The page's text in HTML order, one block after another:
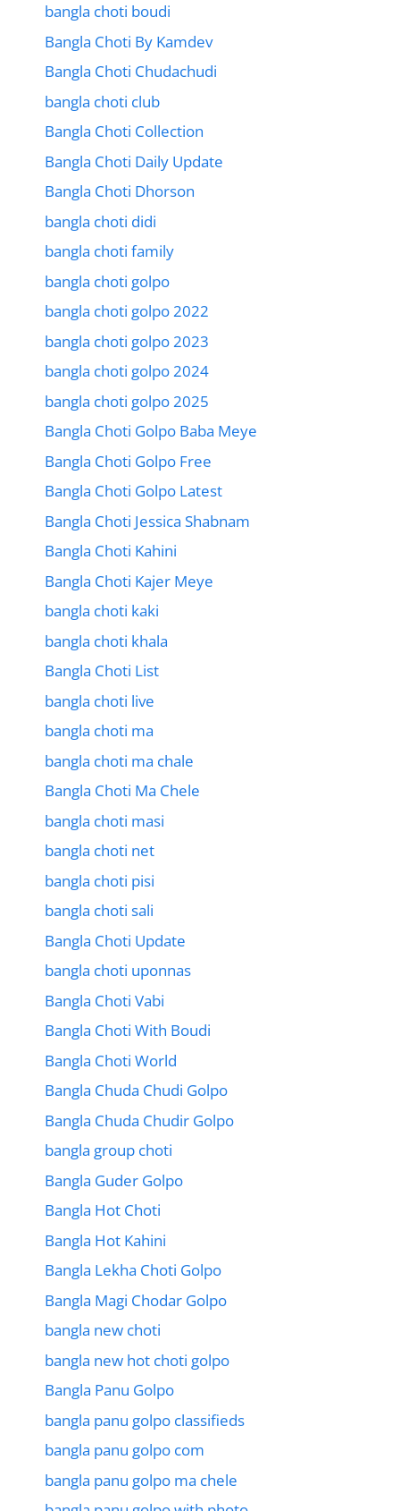
bangla choti boudi
Bangla Choti By Kamdev
Bangla Choti Chudachudi
bangla choti club
Bangla Choti Collection
Bangla Choti Daily Update
Bangla Choti Dhorson
bangla choti didi
bangla choti family
bangla choti golpo
bangla choti golpo 2022
bangla choti golpo 2023
bangla choti golpo 2024
bangla choti golpo 2025
Bangla Choti Golpo Baba Meye
Bangla Choti Golpo Free
Bangla Choti Golpo Latest
Bangla Choti Jessica Shabnam
Bangla Choti Kahini
Bangla Choti Kajer Meye
bangla choti kaki
bangla choti khala
Bangla Choti List
bangla choti live
bangla choti ma
bangla choti ma chale
Bangla Choti Ma Chele
bangla choti masi
bangla choti net
bangla choti pisi
bangla choti sali
Bangla Choti Update
bangla choti uponnas
Bangla Choti Vabi
Bangla Choti With Boudi
Bangla Choti World
Bangla Chuda Chudi Golpo
Bangla Chuda Chudir Golpo
bangla group choti
Bangla Guder Golpo
Bangla Hot Choti
Bangla Hot Kahini
Bangla Lekha Choti Golpo
Bangla Magi Chodar Golpo
bangla new choti
bangla new hot choti golpo
Bangla Panu Golpo
bangla panu golpo classifieds
bangla panu golpo com
bangla panu golpo ma chele